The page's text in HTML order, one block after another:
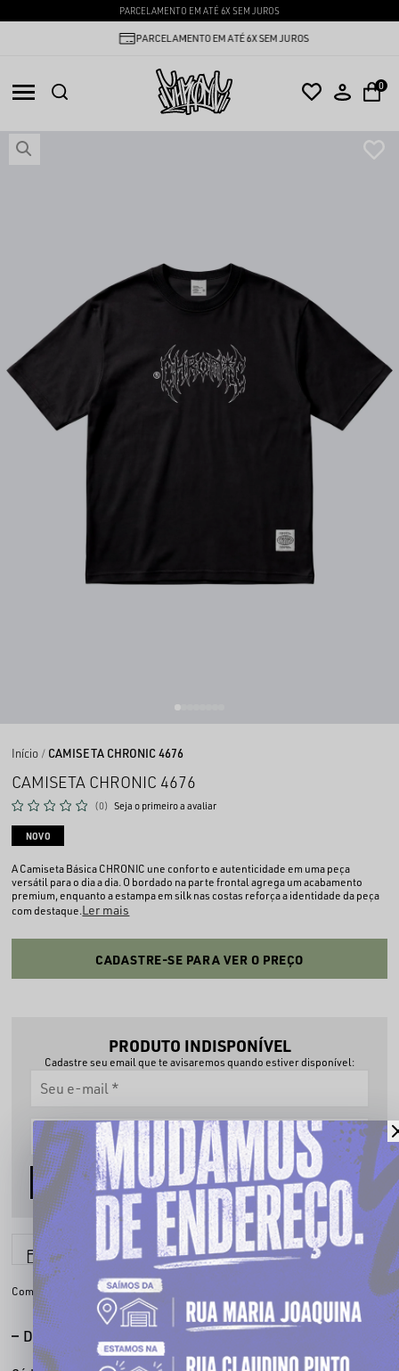
PARCELAMENTO EM ATÉ 6X SEM JUROS
PARCELAMENTO EM ATÉ 6X SEM JUROS
0
Início CAMISETA CHRONIC 4676
CAMISETA CHRONIC 4676
(0) Seja o primeiro a avaliar
NOVO
A Camiseta Básica CHRONIC une conforto e autenticidade em uma peça
versátil para o dia a dia. O bordado na parte frontal agrega um acabamento
premium, enquanto a estampa em silk nas costas reforça a identidade da peça
com destaque.Ler mais
CADASTRE-SE PARA VER O PREÇO
PRODUTO INDISPONÍVEL
Cadastre seu email que te avisaremos quando estiver disponível:
AVISE-ME
Parcele em até 6x sem juros
Compartilhe:
DESCRIÇÃO COMPLETA